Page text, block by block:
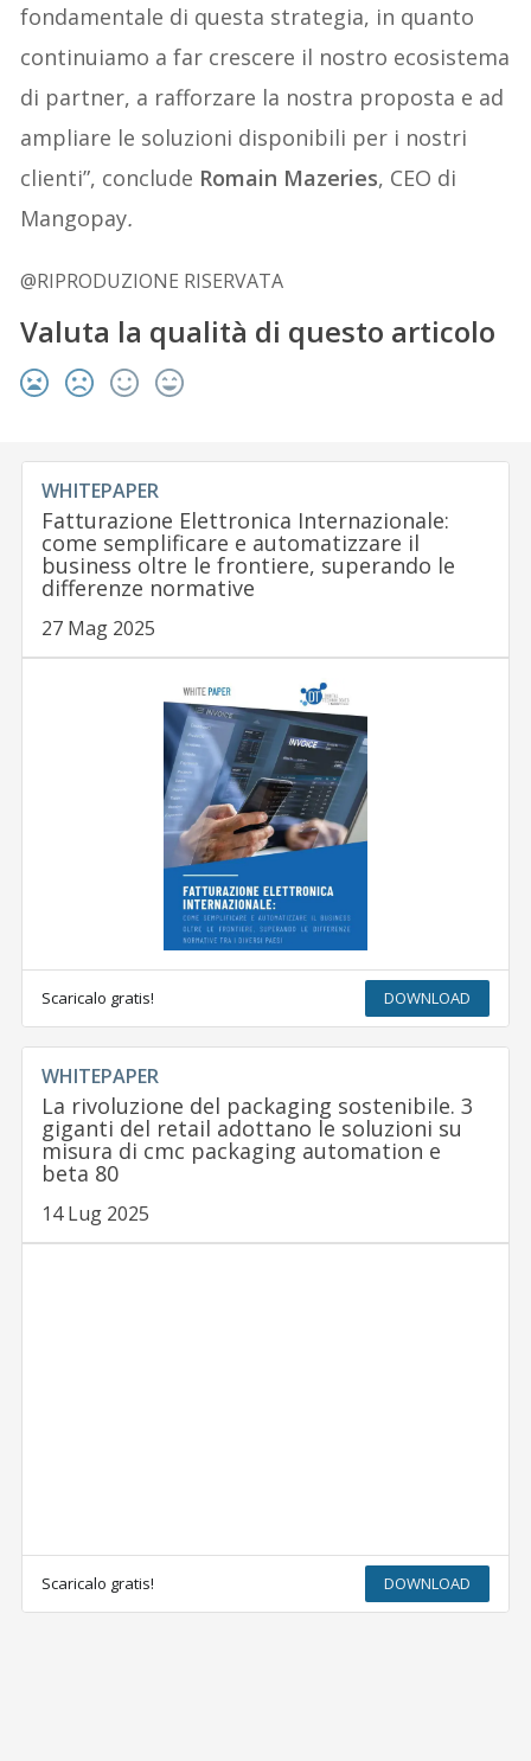
fondamentale di questa strategia, in quanto
continuiamo a far crescere il nostro ecosistema
di partner, a rafforzare la nostra proposta e ad
ampliare le soluzioni disponibili per i nostri
clienti”, conclude Romain Mazeries, CEO di
Mangopay.
@RIPRODUZIONE RISERVATA
Valuta la qualità di questo articolo
WHITEPAPER
Fatturazione Elettronica Internazionale:
come semplificare e automatizzare il
business oltre le frontiere, superando le
differenze normative
27 Mag 2025
Scaricalo gratis! DOWNLOAD
WHITEPAPER
La rivoluzione del packaging sostenibile. 3
giganti del retail adottano le soluzioni su
misura di cmc packaging automation e
beta 80
14 Lug 2025
Scaricalo gratis! DOWNLOAD